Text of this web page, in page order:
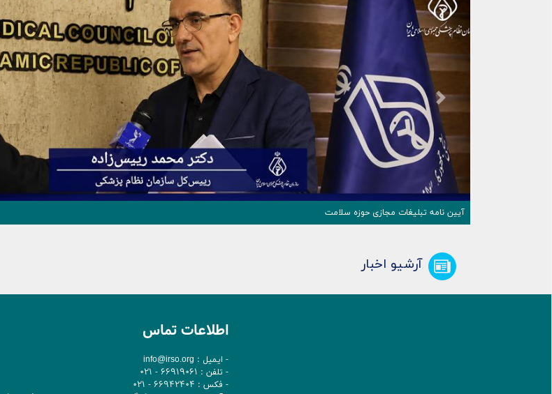
آیین نامه تبلیغات مجازی حوزه سلامت
Next
آرشیو اخبار
اطلاعات تماس
- ایمیل : info@irso.org
- تلفن : 66919061 - 021
- فکس : 66942404 - 021